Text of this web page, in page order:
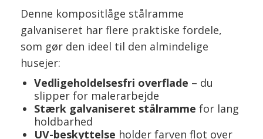
Denne kompositlåge stålramme
galvaniseret har flere praktiske fordele,
som gør den ideel til den almindelige
husejer:
Vedligeholdelsesfri overflade – du
slipper for malerarbejde
Stærk galvaniseret stålramme for lang
holdbarhed
UV-beskyttelse holder farven flot over